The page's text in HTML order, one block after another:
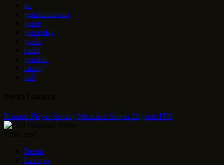
pc
genshinimpact
game
gameplay
guide
build
genshin
casing
ps5
Kenapa Player Senang Memakai Sniper Digame FPS
Berita
Lainnya